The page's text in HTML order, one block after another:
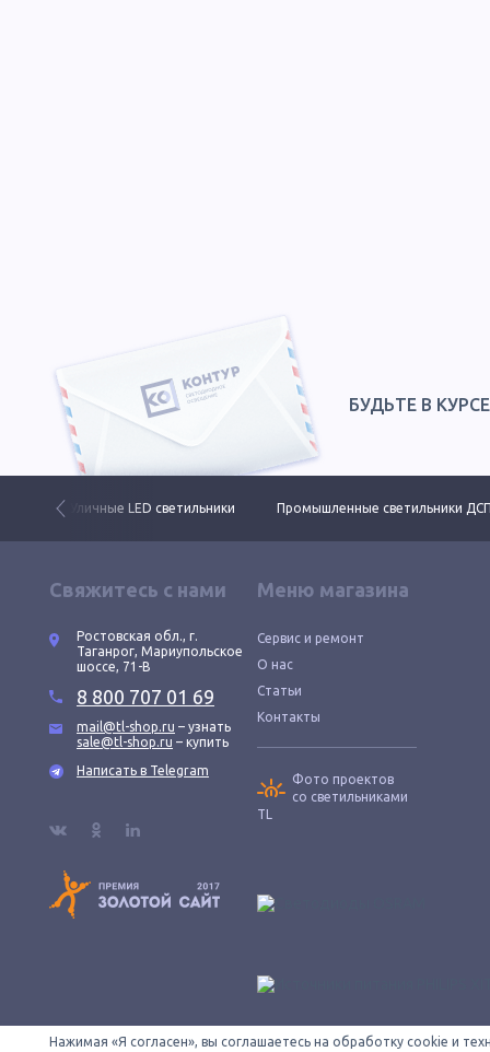
БУДЬТЕ В
Уличные LED светильники Промышленные светильники
Свяжитесь с нами
Ростовская обл., г.
Таганрог, Мариупольское
шоссе, 71-В
8 800 707 01 69
mail@tl-shop.ru – узнать
sale@tl-shop.ru – купить
Написать в Telegram
Меню магазина
Сервис и ремонт
О нас
Статьи
Контакты
Фото проектов
со светильниками
TL
Нажимая «Я согласен», вы соглашаетесь на обработку cookie и